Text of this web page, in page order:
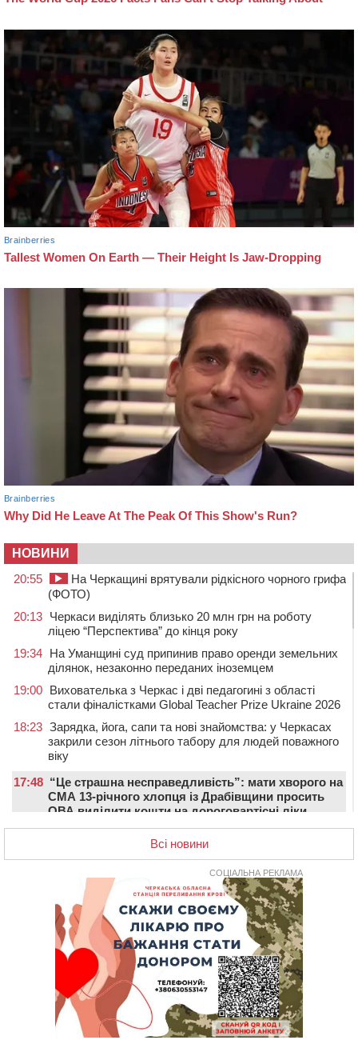
НОВИНИ
20:55
На Черкащині врятували рідкісного чорного грифа
(ФОТО)
20:13 Черкаси виділять близько 20 млн грн на роботу
ліцею “Перспектива” до кінця року
19:34 На Уманщині суд припинив право оренди земельних
ділянок, незаконно переданих іноземцем
19:00 Вихователька з Черкас і дві педагогині з області
стали фіналістками Global Teacher Prize Ukraine 2026
18:23 Зарядка, йога, сапи та нові знайомства: у Черкасах
закрили сезон літнього табору для людей поважного
віку
17:48 “Це страшна несправедливість”: мати хворого на
СМА 13-річного хлопця із Драбівщини просить
ОВА виділити кошти на дороговартісні ліки
На Уманщині судитимуть колишню очільницю відділу
освіти через закупівлю електрики за завищеною
У Черкасах провели в останню путь двох
загиблих воїнів
До 1 вересня у Черкасах оновлюють дорожню
розмітку біля навчальних закладів (ФОТОФАКТ)
На честь загиблого захисника і чемпіона світу в
Черкасах відкрили спортивно-реабілітаційний центр
На Звенигородщині, попри заборону міськради,
проведуть “Ше.Fest”
Всі новини
СОЦІАЛЬНА РЕКЛАМА